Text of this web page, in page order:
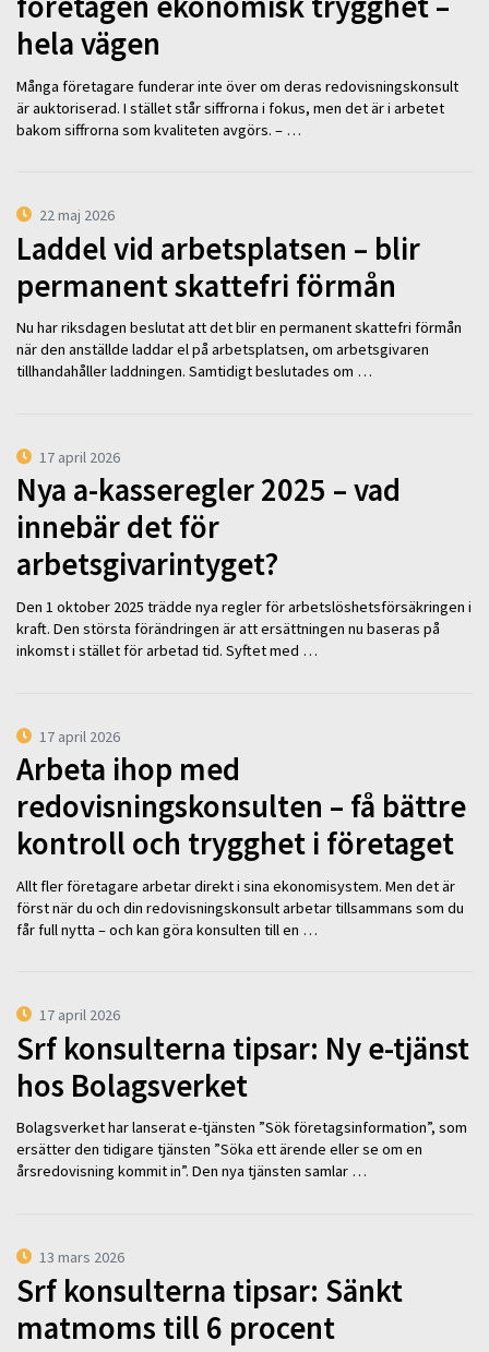
hela vägen
Många företagare funderar inte över om deras redovisningskonsult
är auktoriserad. I stället står siffrorna i fokus, men det är i arbetet
bakom siffrorna som kvaliteten avgörs. – …
22 maj 2026
Laddel vid arbetsplatsen – blir
permanent skattefri förmån
Nu har riksdagen beslutat att det blir en permanent skattefri förmån
när den anställde laddar el på arbetsplatsen, om arbetsgivaren
tillhandahåller laddningen. Samtidigt beslutades om …
17 april 2026
Nya a-kasseregler 2025 – vad
innebär det för
arbetsgivarintyget?
Den 1 oktober 2025 trädde nya regler för arbetslöshetsförsäkringen i
kraft. Den största förändringen är att ersättningen nu baseras på
inkomst i stället för arbetad tid. Syftet med …
17 april 2026
Arbeta ihop med
redovisningskonsulten – få bättre
kontroll och trygghet i företaget
Allt fler företagare arbetar direkt i sina ekonomisystem. Men det är
först när du och din redovisningskonsult arbetar tillsammans som du
får full nytta – och kan göra konsulten till en …
17 april 2026
Srf konsulterna tipsar: Ny e-tjänst
hos Bolagsverket
Bolagsverket har lanserat e-tjänsten ”Sök företagsinformation”, som
ersätter den tidigare tjänsten ”Söka ett ärende eller se om en
årsredovisning kommit in”. Den nya tjänsten samlar …
13 mars 2026
Srf konsulterna tipsar: Sänkt
matmoms till 6 procent